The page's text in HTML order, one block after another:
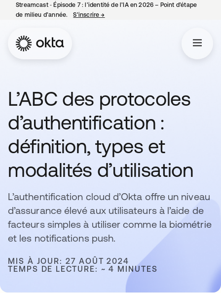
Streamcast ‑ Épisode 7 : l’identité de l’IA en 2026 – Point d’étape
de milieu d’année.
S’inscrire→
L’ABC des protocoles
d’authentification :
définition, types et
modalités d’utilisation
L’authentification cloud d’Okta offre un niveau
d’assurance élevé aux utilisateurs à l’aide de
facteurs simples à utiliser comme la biométrie
et les notifications push.
MIS À JOUR: 27 AOÛT 2024
TEMPS DE LECTURE: ~ 4 MINUTES